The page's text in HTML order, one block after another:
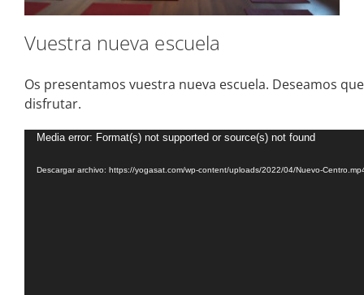
Vuestra nueva escuela
Os presentamos vuestra nueva escuela. Deseamos
disfrutar.
Reproductor
vídeo
Media error: Format(s) not supported or source(s) not found
Descargar archivo: https://yogasat.com/wp-content/uploads/2022/04/Nuevo-